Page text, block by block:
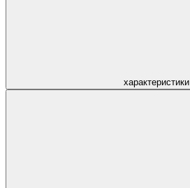
характеристики